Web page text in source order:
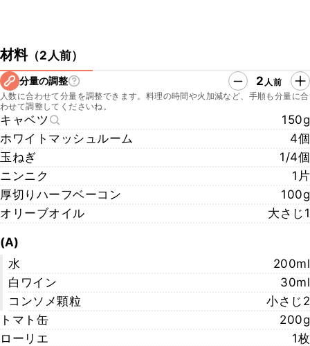
材料（2人前）
分量の調整 2 人前
人数に合わせて分量を調整できます。料理の時間や火加減など、手順も分量に合
わせて調整してくださいね。
キャベツ
150g
ホワイトマッシュルーム
4個
玉ねぎ
1/4個
ニンニク
1片
厚切りハーフベーコン
100g
オリーブオイル
大さじ1
(A)
水
200ml
白ワイン
30ml
コンソメ顆粒
小さじ2
トマト缶
200g
ローリエ
1枚